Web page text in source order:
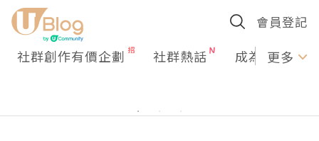
會員登記
社群創作有價企劃 社群熱話 成為U更多